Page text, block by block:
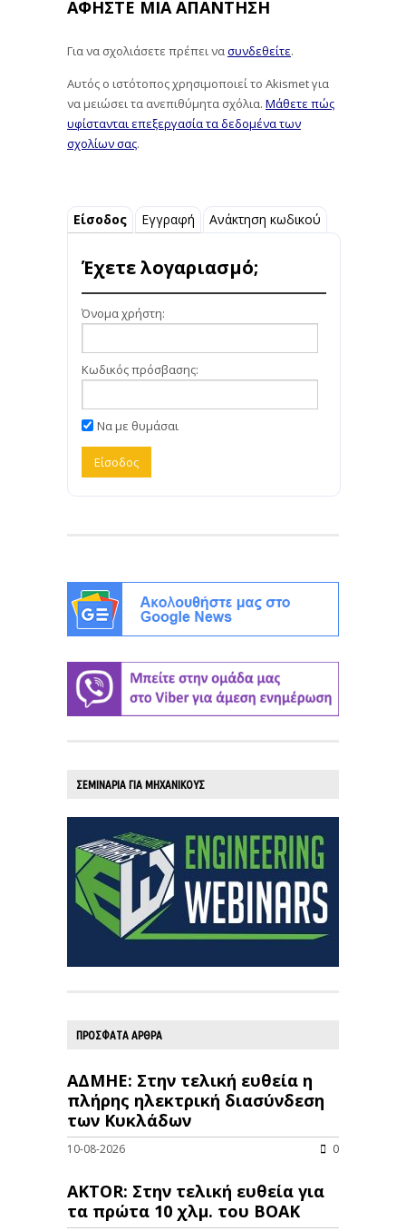
ΑΦΉΣΤΕ ΜΙΑ ΑΠΆΝΤΗΣΗ
Για να σχολιάσετε πρέπει νασυνδεθείτε.
Αυτός ο ιστότοπος χρησιμοποιεί το Akismet για
να μειώσει τα ανεπιθύμητα σχόλια. Μάθετε πώς
υφίστανται επεξεργασία τα δεδομένα των
σχολίων σας.
Είσοδος Εγγραφή Ανάκτηση κωδικού
Έχετε λογαριασμό;
Όνομα χρήστη:
Κωδικός πρόσβασης:
Να με θυμάσαι
ΣΕΜΙΝΑΡΙΑ ΓΙΑ ΜΗΧΑΝΙΚΟΥΣ
ΠΡΟΣΦΑΤΑ ΑΡΘΡΑ
ΑΔΜΗΕ: Στην τελική ευθεία η
πλήρης ηλεκτρική διασύνδεση
των Κυκλάδων
10-08-2026 0
AKTOR: Στην τελική ευθεία για
τα πρώτα 10 χλμ. του ΒΟΑΚ